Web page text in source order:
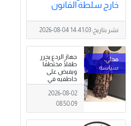
خارج سلطة القانون
نشر بتاريخ:2026-08-04 14:41:03
جهاز الردع يحرر
طفلًا مختطفًا
ويقبض على
خاطفيه في
طرابلس
2026-08-02
08:50:09